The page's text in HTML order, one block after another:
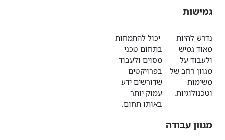
גמישות
נדרש להיות
מאוד גמיש
ולעבוד על
מגוון רחב של
משימות
וטכנולוגיות.
יכול להתמחות
בתחום טכני
מסוים ולעבוד
בפרויקטים
שדורשים ידע
עמוק יותר
באותו תחום.
מגוון עבודה